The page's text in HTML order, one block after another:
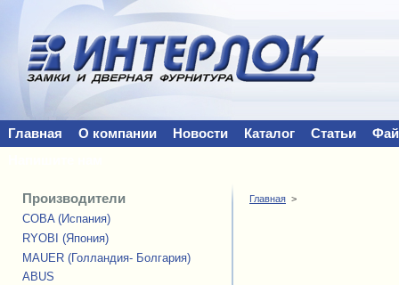
Главная О компании Новости Каталог Статьи
Производители
COBA (Испания)
RYOBI (Япония)
MAUER (Голландия- Болгария)
ABUS
Главная >